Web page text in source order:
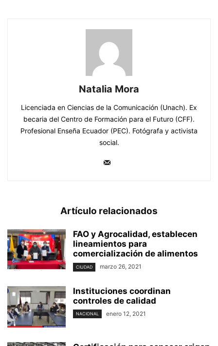
Natalia Mora
Licenciada en Ciencias de la Comunicación (Unach). Ex
becaria del Centro de Formación para el Futuro (CFF).
Profesional Enseña Ecuador (PEC). Fotógrafa y activista
social.
Artículo relacionados
FAO y Agrocalidad, establecen
lineamientos para
comercialización de alimentos
CIUDAD marzo 26, 2021
Instituciones coordinan
controles de calidad
NACIONAL enero 12, 2021